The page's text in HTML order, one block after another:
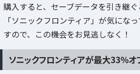
購入すると、セーブデータを引き継ぐ
「ソニックフロンティア」が気にな
すので、この機会をお見逃しなく！
ソニックフロンティアが最大33%オ